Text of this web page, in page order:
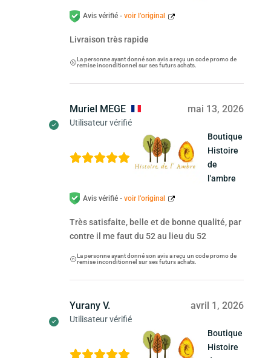
Avis vérifié - voir l’original
Livraison très rapide
La personne ayant donné son avis a reçu un code promo de
remise inconditionnel sur ses futurs achats.
Muriel MEGE
Utilisateur vérifié
mai 13, 2026
Boutique
Histoire
de
l'ambre
Avis vérifié - voir l’original
Très satisfaite, belle et de bonne qualité, par
contre il me faut du 52 au lieu du 52
La personne ayant donné son avis a reçu un code promo de
remise inconditionnel sur ses futurs achats.
Yurany V.
Utilisateur vérifié
avril 1, 2026
Boutique
Histoire